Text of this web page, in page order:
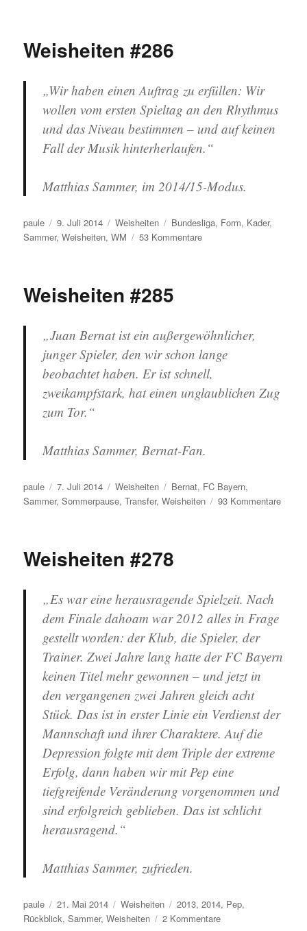
Weisheiten #286
„Wir haben einen Auftrag zu erfüllen: Wir
wollen vom ersten Spieltag an den Rhythmus
und das Niveau bestimmen – und auf keinen
Fall der Musik hinterherlaufen.“
Matthias Sammer, im 2014/15-Modus.
Autor
paule
Veröffentlicht
am
9. Juli 2014 Kategorien
Weisheiten Schlagwörter
Bundesliga, Form, Kader,
Sammer,Weisheiten,WM 53 Kommentarezu
Weisheiten #285
„Juan Bernat ist ein außergewöhnlicher,
junger Spieler, den wir schon lange
beobachtet haben. Er ist schnell,
zweikampfstark, hat einen unglaublichen Zug
zum Tor.“
Matthias Sammer, Bernat-Fan.
Autor
paule
Veröffentlicht
am
7. Juli 2014 Kategorien
Weisheiten Schlagwörter
Bernat, FC Bayern,
Sammer,Sommerpause,Transfer,Weisheiten 93 Kommentarezu
Weisheiten #278
„Es war eine herausragende Spielzeit. Nach
dem Finale dahoam war 2012 alles in Frage
gestellt worden: der Klub, die Spieler, der
Trainer. Zwei Jahre lang hatte der FC Bayern
keinen Titel mehr gewonnen – und jetzt in
den vergangenen zwei Jahren gleich acht
Stück. Das ist in erster Linie ein Verdienst der
Mannschaft und ihrer Charaktere. Auf die
Depression folgte mit dem Triple der extreme
Erfolg, dann haben wir mit Pep eine
tiefgreifende Veränderung vorgenommen und
sind erfolgreich geblieben. Das ist schlicht
herausragend.“
Matthias Sammer, zufrieden.
Autor
paule
Veröffentlicht
am
21. Mai 2014 Kategorien
Weisheiten Schlagwörter
2013,2014, Pep,
Rückblick,Sammer,Weisheiten 2 Kommentarezu